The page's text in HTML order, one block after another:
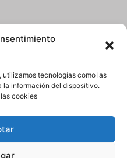
utilizamos tecnologías como las
la información del dispositivo.
cookies
dando
Política de Privacidad